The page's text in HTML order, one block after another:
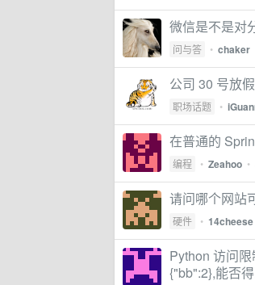
微信是不是对
问与答 • chaker
公司 30 号放
职场话题 •
在普通的
编程 • Zeahoo •
请问哪个网站
硬件 • 14cheese
Python 访问
{"bb":2},能否